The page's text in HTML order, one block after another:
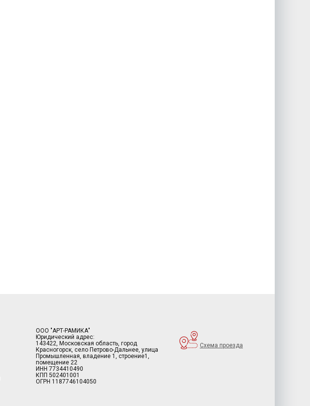
ООО "АРТ-РАМИКА"
Юридический адрес:
143422, Московская область, город
Красногорск, село Петрово-Дальнее, улица
Промышленная, владение 1, строение1,
помещение 22
ИНН 7734410490
КПП 502401001
ОГРН 1187746104050
Схема проезда